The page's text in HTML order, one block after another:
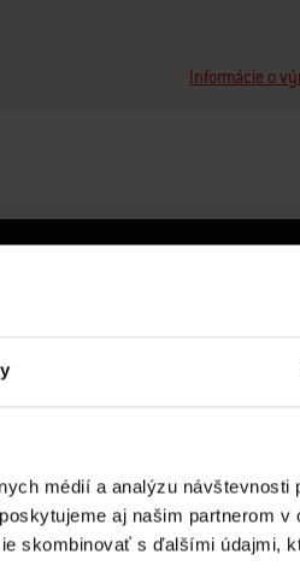
médií a analýzu návštevnosti
aj našim partnerom v
skombinovať s ďalšími údajmi,
Informácie o